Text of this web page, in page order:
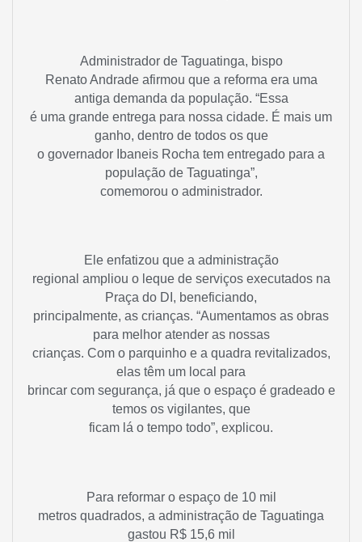
Administrador de Taguatinga, bispo
Renato Andrade afirmou que a reforma era uma
antiga demanda da população. “Essa
é uma grande entrega para nossa cidade. É mais um
ganho, dentro de todos os que
o governador Ibaneis Rocha tem entregado para a
população de Taguatinga”,
comemorou o administrador.
Ele enfatizou que a administração
regional ampliou o leque de serviços executados na
Praça do DI, beneficiando,
principalmente, as crianças. “Aumentamos as obras
para melhor atender as nossas
crianças. Com o parquinho e a quadra revitalizados,
elas têm um local para
brincar com segurança, já que o espaço é gradeado e
temos os vigilantes, que
ficam lá o tempo todo”, explicou.
Para reformar o espaço de 10 mil
metros quadrados, a administração de Taguatinga
gastou R$ 15,6 mil